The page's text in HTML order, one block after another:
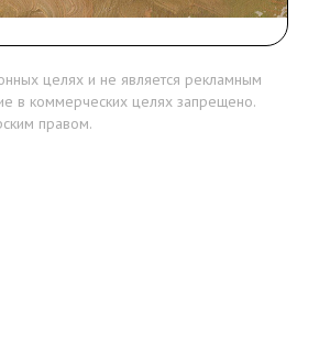
целях и не является рекламным
в коммерческих целях запрещено.
правом.